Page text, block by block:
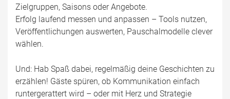
Zielgruppen, Saisons oder Angebote.
Erfolg laufend messen und anpassen – Tools nutzen,
Veröffentlichungen auswerten, Pauschalmodelle clever
wählen.
Und: Hab Spaß dabei, regelmäßig deine Geschichten zu
erzählen! Gäste spüren, ob Kommunikation einfach
runtergerattert wird – oder mit Herz und Strategie